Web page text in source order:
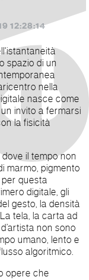
12:28:14
spazio di un
nella
nasce come
invito a fermarsi
la fisicità
il tempo non
marmo, pigmento
questa
digitale, gli
gesto, la densità
tela, la carta ad
non sono
umano, lento e
algoritmico.
opere che